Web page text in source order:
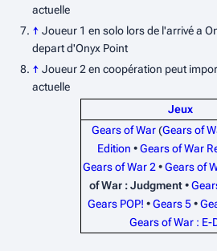
actuelle
↑ Joueur 1 en solo lors de l'arrivé a
depart d'Onyx Point
↑ Joueur 2 en coopération peut
actuelle
Jeux
Gears of War(Gears of
Edition •Gears of War
Gears of War 2•Gears of
of War : Judgment•
Gears POP! •Gears 5•
Gears of War : E-